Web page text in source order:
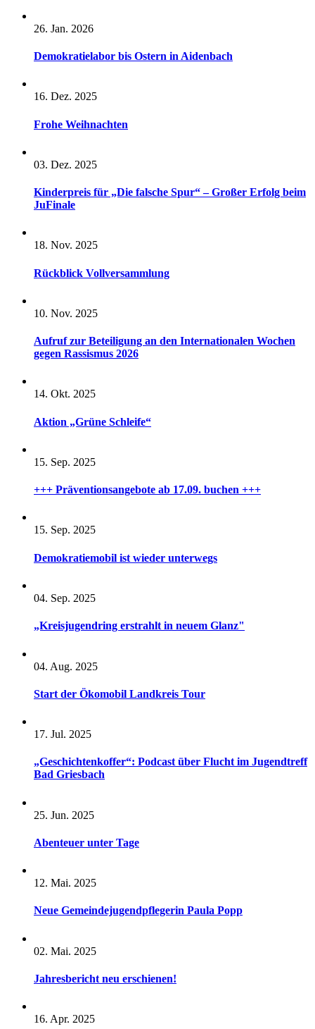
26. Jan. 2026
Demokratielabor bis Ostern in Aidenbach
16. Dez. 2025
Frohe Weihnachten
03. Dez. 2025
Kinderpreis für „Die falsche Spur“ – Großer Erfolg beim
JuFinale
18. Nov. 2025
Rückblick Vollversammlung
10. Nov. 2025
Aufruf zur Beteiligung an den Internationalen Wochen
gegen Rassismus 2026
14. Okt. 2025
Aktion „Grüne Schleife“
15. Sep. 2025
+++ Präventionsangebote ab 17.09. buchen +++
15. Sep. 2025
Demokratiemobil ist wieder unterwegs
04. Sep. 2025
„Kreisjugendring erstrahlt in neuem Glanz"
04. Aug. 2025
Start der Ökomobil Landkreis Tour
17. Jul. 2025
„Geschichtenkoffer“: Podcast über Flucht im Jugendtreff
Bad Griesbach
25. Jun. 2025
Abenteuer unter Tage
12. Mai. 2025
Neue Gemeindejugendpflegerin Paula Popp
02. Mai. 2025
Jahresbericht neu erschienen!
16. Apr. 2025